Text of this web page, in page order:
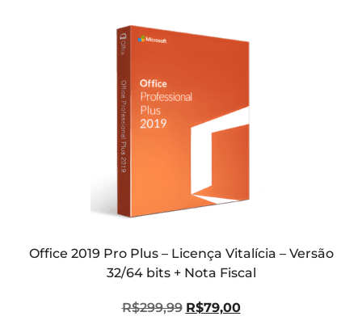
Office 2019 Pro Plus – Licença Vitalícia – Versão
32/64 bits + Nota Fiscal
R$299,99 R$79,00